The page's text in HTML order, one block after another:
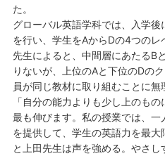
た。
グローバル英語学科では、入学
を行い、学生をAからDの4つの
先生によると、中間層にあたるB
りないが、上位のAと下位のDの
員が同じ教材に取り組むことに無
「自分の能力よりも少し上のも
最も伸びます。私の授業では、
を提供して、学生の英語力を最大
と上田先生は声を強める。やさ